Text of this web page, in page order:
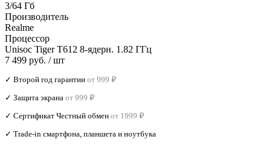
3/64 Гб
Производитель
Realme
Процессор
Unisoc Tiger T612 8-ядерн. 1.82 ГГц
7 499 руб. / шт
✓ Второй год гарантии от 999 ₽
✓ Защита экрана от 999 ₽
✓ Сертификат Честный обмен от 1999 ₽
✓ Trade‑in смартфона, планшета и ноутбука